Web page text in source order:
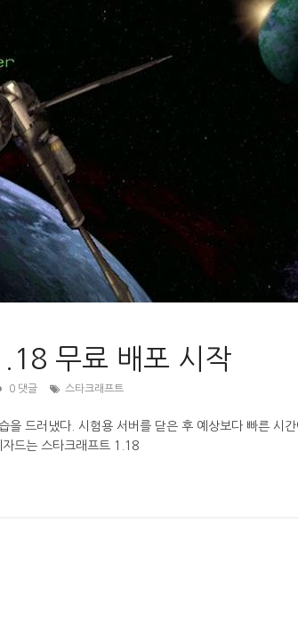
무료 배포 시작
0 댓글 스타크래프트
을 드러냈다. 시험용 서버를 닫은 후 예상보다 빠른 시
드는 스타크래프트 1.18